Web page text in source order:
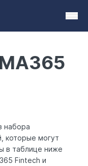
набора
которые могут
в таблице ниже
Fintech и